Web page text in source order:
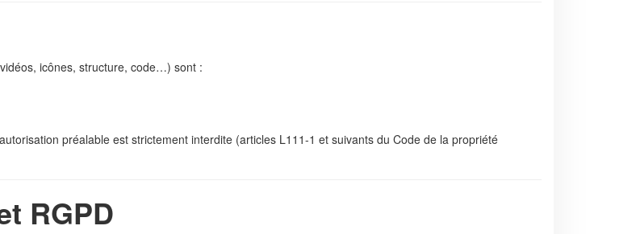
icônes, structure, code…) sont :
préalable est strictement interdite (articles L111-1 et suivants du Code de la propriété
RGPD